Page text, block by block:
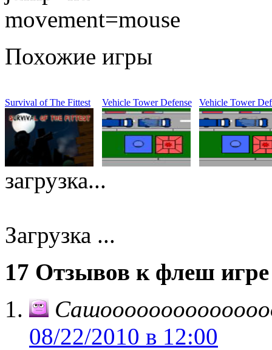
movement=mouse
Похожие игры
Survival of The Fittest Vehicle Tower Defense Vehicle Tower
загрузка...
Загрузка ...
17 Отзывов к флеш
08/22/2010 в 12:00